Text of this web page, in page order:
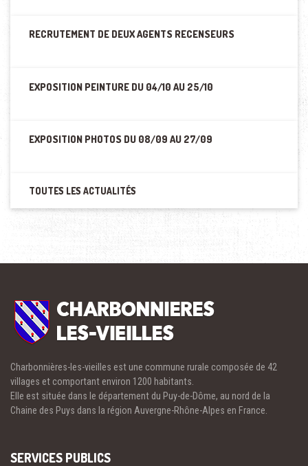
RECRUTEMENT DE DEUX AGENTS RECENSEURS
EXPOSITION PEINTURE DU 04/10 AU 25/10
EXPOSITION PHOTOS DU 08/09 AU 27/09
TOUTES LES ACTUALITÉS
Charbonnières-les-vieilles est une commune rurale composée de 42
villages et comportant environ 1200 habitants.
Elle est située dans le département du Puy-de-Dôme, au nord de la
Chaine des Puys dans la région Auvergne-Rhône-Alpes en France.
SERVICES PUBLICS